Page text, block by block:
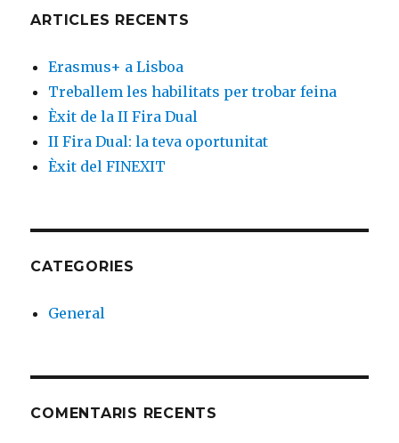
ARTICLES RECENTS
Erasmus+ a Lisboa
Treballem les habilitats per trobar feina
Èxit de la II Fira Dual
II Fira Dual: la teva oportunitat
Èxit del FINEXIT
CATEGORIES
General
COMENTARIS RECENTS